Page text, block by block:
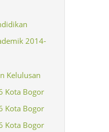
2014-
Kelulusan
Kota Bogor
Kota Bogor
Kota Bogor